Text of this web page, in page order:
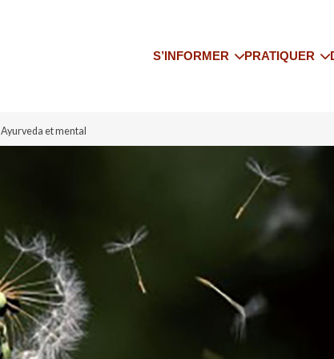
S’INFORMER
Onze associations régionales
Les actualités de IFY
Bibliographie
PRATIQUER
Trouver un
Trouver un
S’assurer
Ayurveda et mental